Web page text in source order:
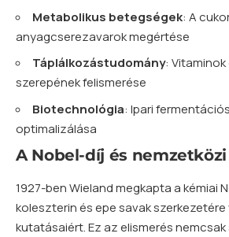
Metabolikus betegségek: A
anyagcserezavarok megértése
Táplálkozástudomány:
szerepének felismerése
Biotechnológia: Ipari
optimalizálása
A Nobel-díj és
1927-ben Wieland megkapta a kémiai
koleszterin és epe savak
kutatásaiért. Ez az elismerés